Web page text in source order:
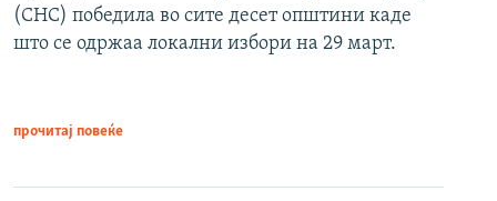
(СНС) победила во сите десет општини каде
што се одржаа локални избори на 29 март.
прочитај повеќе